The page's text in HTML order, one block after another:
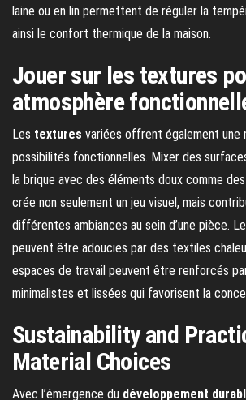
laine ou en lin permettent de réguler la
ainsi le confort thermique de la maison.
Jouer sur les textures
atmosphère
Les textures variées offrent également une
possibilités fonctionnelles. Mixer des
la brique avec des éléments doux comme
crée non seulement un jeu visuel, mais
différentes ambiances au sein d’une pièce.
peuvent être adoucies par des textiles
espaces de travail peuvent être renforcés
minimalistes et lissées qui favorisent la
Sustainability and
Material Choices
Avec l’émergence du développement